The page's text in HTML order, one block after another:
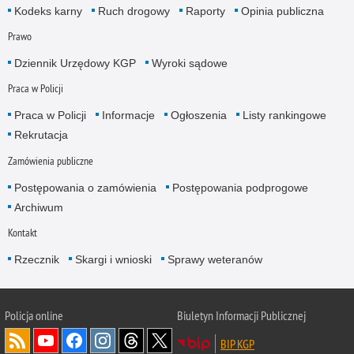
Kodeks karny
Ruch drogowy Raporty Opinia publiczna
Prawo
Dziennik Urzędowy KGP Wyroki sądowe
Praca w Policji
Praca w Policji Informacje Ogłoszenia
Listy rankingowe
Rekrutacja
Zamówienia publiczne
Postępowania o zamówienia
Postępowania podprogowe
Archiwum
Kontakt
Rzecznik Skargi i wnioski Sprawy weteranów
Policjaonline
Biuletyn Informacji Publicznej
BIP KGP